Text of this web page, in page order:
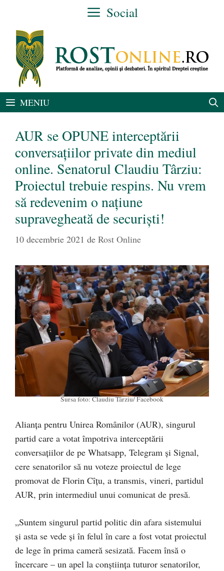
conținut
Social
MENIU
AUR se OPUNE interceptării
conversațiilor private din mediul
online. Senatorul Claudiu Târziu:
Proiectul trebuie respins. Nu vrem
să redevenim o naţiune
supravegheată de securiști!
10 decembrie 2021 de Rost Online
Sursa foto: Claudiu Târziu/ Facebook
Alianța pentru Unirea Românilor (AUR), singurul
partid care a votat împotriva interceptării
conversațiilor de pe Whatsapp, Telegram și Signal,
cere senatorilor să nu voteze proiectul de lege
promovat de Florin Cîțu, a transmis, vineri, partidul
AUR, prin intermediul unui comunicat de presă.
„Suntem singurul partid politic din afara sistemului
și asta se vede și în felul în care a fost votat proiectul
de lege în prima cameră sesizată. Facem însă o
încercare – un apel la conștiința tuturor senatorilor,